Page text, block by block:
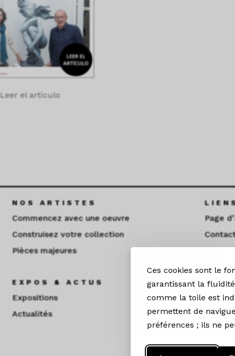
Ces cookies sont le
garantissant la
comme la toile est
permettent de
préférences ; ils ne
Leer el artículo
NOS ARTISTES
Commencez avec une oeuvre
Construisez votre collection
Pièces majeures
Page
EXPOS & ACTUS
Expositions
Actualités